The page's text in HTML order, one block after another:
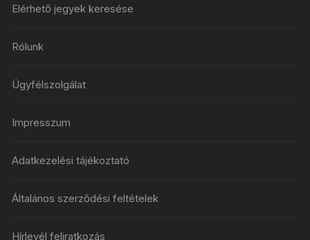
Elérhető jegyek keresése
Rólunk
Ügyfélszolgálat
Impresszum
Adatkezelési tájékoztató
Általános szerződési feltételek
Hírlevél feliratkozás